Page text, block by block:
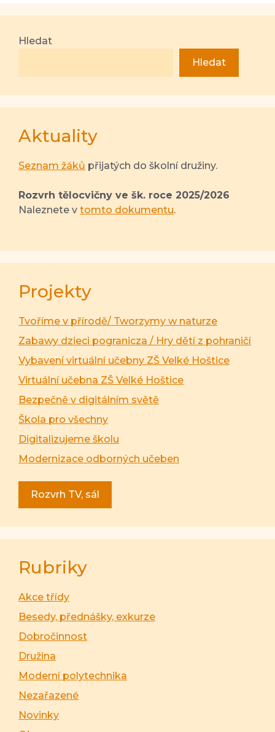
Hledat
Hledat
Aktuality
Seznam žáků přijatých do školní družiny.
Rozvrh tělocvičny ve šk. roce 2025/2026
Naleznete v tomto dokumentu.
Projekty
Tvoříme v přírodě/ Tworzymy w naturze
Zabawy dzieci pogranicza / Hry dětí z pohraničí
Vybavení virtuální učebny ZŠ Velké Hoštice
Virtuální učebna ZŠ Velké Hoštice
Bezpečně v digitálním světě
Škola pro všechny
Digitalizujeme školu
Modernizace odborných učeben
Rozvrh TV, sál
Rubriky
Akce třídy
Besedy, přednášky, exkurze
Dobročinnost
Družina
Moderní polytechnika
Nezařazené
Novinky